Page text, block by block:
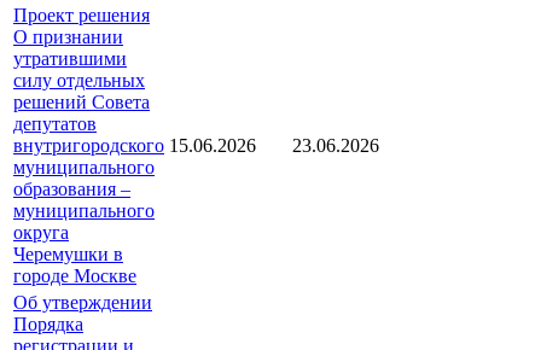
Проект решения
О признании
утратившими
силу отдельных
решений Совета
депутатов
внутригородского
муниципального
образования –
муниципального
округа
Черемушки в
городе Москве
15.06.2026 23.06.2026
Об утверждении
Порядка
регистрации и